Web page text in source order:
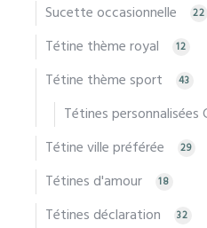
Sucette occasionnelle 22
Tétine thème royal 12
Tétine thème sport 43
Tétines personnalisées
Tétine ville préférée 29
Tétines d'amour 18
Tétines déclaration 32